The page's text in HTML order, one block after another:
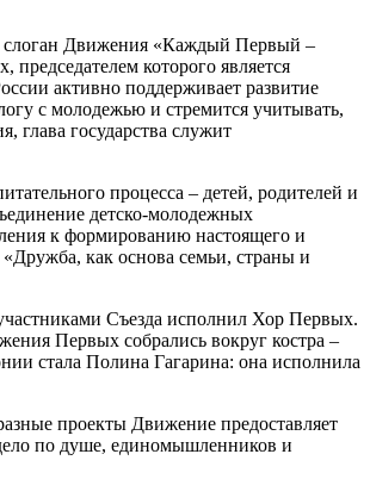
слоган Движения «Каждый Первый –
которого является
активно поддерживает развитие
с молодежью и стремится учитывать,
глава государства служит
процесса – детей, родителей и
детско-молодежных
к формированию настоящего и
как основа семьи, страны и
Съезда исполнил Хор Первых.
Первых собрались вокруг костра –
стала Полина Гагарина: она исполнила
проекты Движение предоставляет
по душе, единомышленников и